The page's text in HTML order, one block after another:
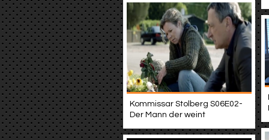
Kommissar Stolberg S06E02-
Der Mann der weint